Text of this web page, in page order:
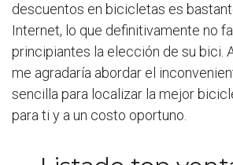
descuentos en bicicletas es
Internet, lo que definitivamente no
principiantes la elección de su bici.
me agradaría abordar el
sencilla para localizar la mejor
para ti y a un costo oportuno.